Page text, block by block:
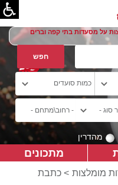
על מסעדות בתי קפה וברים
מהדרין
מתכונים
מומלצות > כתבת